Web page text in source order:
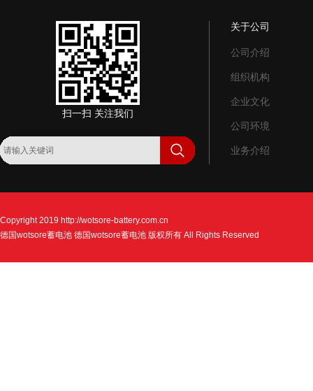
扫一扫 关注我们
关于公司
公司介绍
组织机构
企业文化
公司环境
业务介绍
Copyright 2019 http://wotsore-battery.com.cn
德国wotsore蓄电池 德国wotsore蓄电池 版权所有 All Rights Reserved